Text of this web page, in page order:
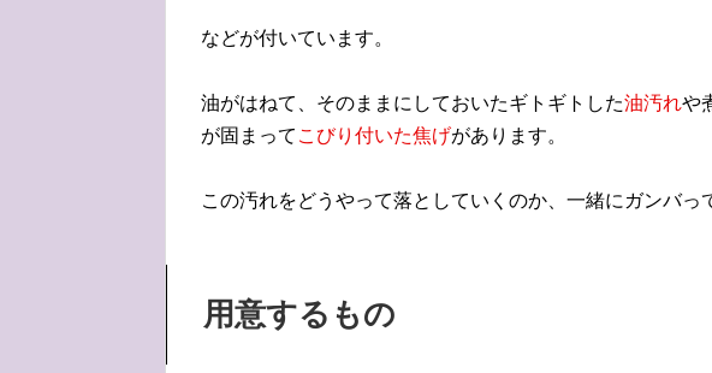
などが付いています。
油がはねて、そのままにしておいたギトギトした油汚れや
が固まって こびり付いた焦げがあります。
この汚れをどうやって落としていくのか、一緒にガンバっ
用意するもの